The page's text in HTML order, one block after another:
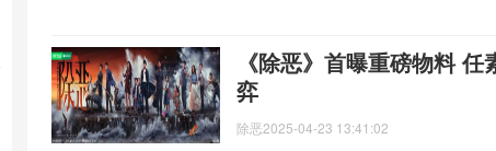
《除恶》首曝重磅物料
弈
除恶2025-04-23 13:41:02